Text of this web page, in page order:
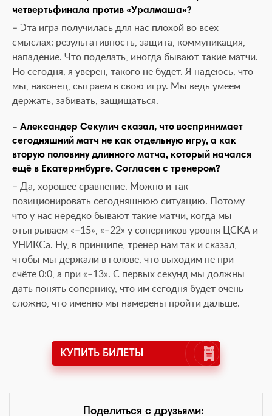
четвертьфинала против «Уралмаша»?
– Эта игра получилась для нас плохой во всех
смыслах: результативность, защита, коммуникация,
нападение. Что поделать, иногда бывают такие матчи.
Но сегодня, я уверен, такого не будет. Я надеюсь, что
мы, наконец, сыграем в свою игру. Мы ведь умеем
держать, забивать, защищаться.
– Александер Секулич сказал, что воспринимает
сегодняшний матч не как отдельную игру, а как
вторую половину длинного матча, который начался
ещё в Екатеринбурге. Согласен с тренером?
– Да, хорошее сравнение. Можно и так
позиционировать сегодняшнюю ситуацию. Потому
что у нас нередко бывают такие матчи, когда мы
отыгрываем «–15», «–22» у соперников уровня ЦСКА и
УНИКСа. Ну, в принципе, тренер нам так и сказал,
чтобы мы держали в голове, что выходим не при
счёте 0:0, а при «–13». С первых секунд мы должны
дать понять сопернику, что им сегодня будет очень
сложно, что именно мы намерены пройти дальше.
КУПИТЬ БИЛЕТЫ
Поделиться с друзьями: